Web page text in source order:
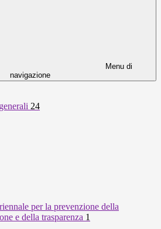
Menu di
navigazione
24
per la prevenzione della
e della trasparenza 1